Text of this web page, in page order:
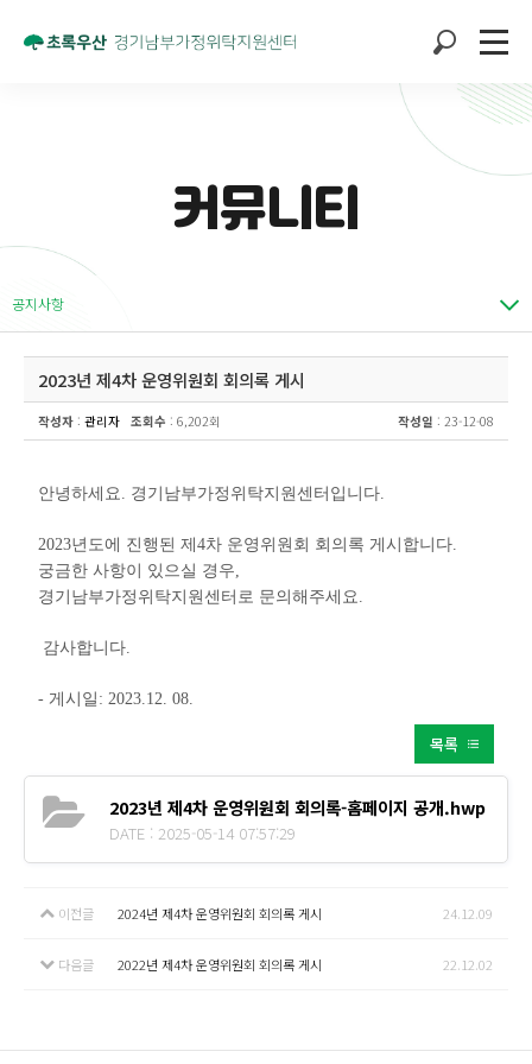
커뮤니티
공지사항
2023년 제4차 운영위원회 회의록 게시
작성자 : 관리자 조회수 : 6,202회 작성일 : 23-12-08
안녕하세요. 경기남부가정위탁지원센터입니다.
2023년도에 진행된 제4차 운영위원회 회의록 게시합니다.
궁금한 사항이 있으실 경우,
경기남부가정위탁지원센터로 문의해주세요.
감사합니다.
- 게시일: 2023.12. 08.
목록
2023년 제4차 운영위원회 회의록-홈페이지 공개.hwp
DATE : 2025-05-14 07:57:29
이전글 2024년 제4차 운영위원회 회의록 게시 24.12.09
다음글 2022년 제4차 운영위원회 회의록 게시 22.12.02